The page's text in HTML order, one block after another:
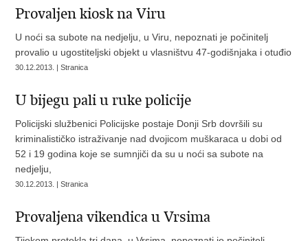
Provaljen kiosk na Viru
U noći sa subote na nedjelju, u Viru, nepoznati je počinitelj
provalio u ugostiteljski objekt u vlasništvu 47-godišnjaka i otuđio
30.12.2013. | Stranica
U bijegu pali u ruke policije
Policijski službenici Policijske postaje Donji Srb dovršili su
kriminalističko istraživanje nad dvojicom muškaraca u dobi od
52 i 19 godina koje se sumnjiči da su u noći sa subote na
nedjelju,
30.12.2013. | Stranica
Provaljena vikendica u Vrsima